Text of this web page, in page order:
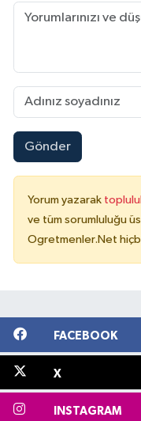
Gönder
Yorum yazarak
ve tüm sorumluluğu
Ogretmenler.Net
FACEBOOK
X
INSTAGRAM